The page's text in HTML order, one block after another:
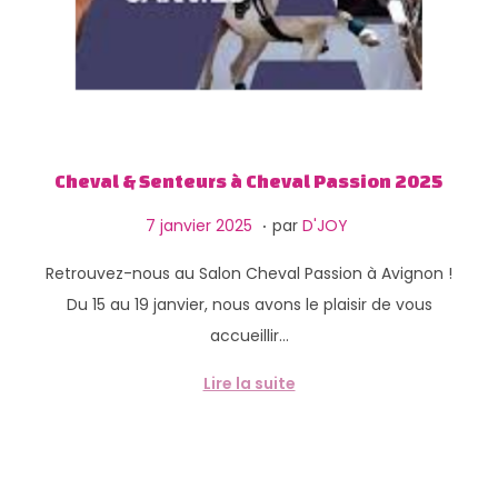
Cheval & Senteurs à Cheval Passion 2025
P
b
l
7 janvier 2025
f
é
v
r
. par D'JOY
Retrouvez-nous au Salon Cheval Passion à Avignon !
Du 15 au 19 janvier, nous avons le plaisir de vous
accueillir…
Lire la suite